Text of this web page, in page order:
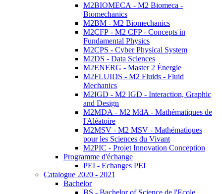
M2BIOMECA - M2 Biomeca -
Biomechanics
M2BM - M2 Biomechanics
M2CFP - M2 CFP - Concepts in
Fundamental Physics
M2CPS - Cyber Physical System
M2DS - Data Sciences
M2ENERG - Master 2 Énergie
M2FLUIDS - M2 Fluids - Fluid
Mechanics
M2IGD - M2 IGD - Interaction, Graphic
and Design
M2MDA - M2 MdA - Mathématiques de
l'Aléatoire
M2MSV - M2 MSV - Mathématiques
pour les Sciences du Vivant
M2PIC - Projet Innovation Conception
Programme d'échange
PEI - Echanges PEI
Catalogue 2020 - 2021
Bachelor
BS - Bachelor of Science de l'Ecole